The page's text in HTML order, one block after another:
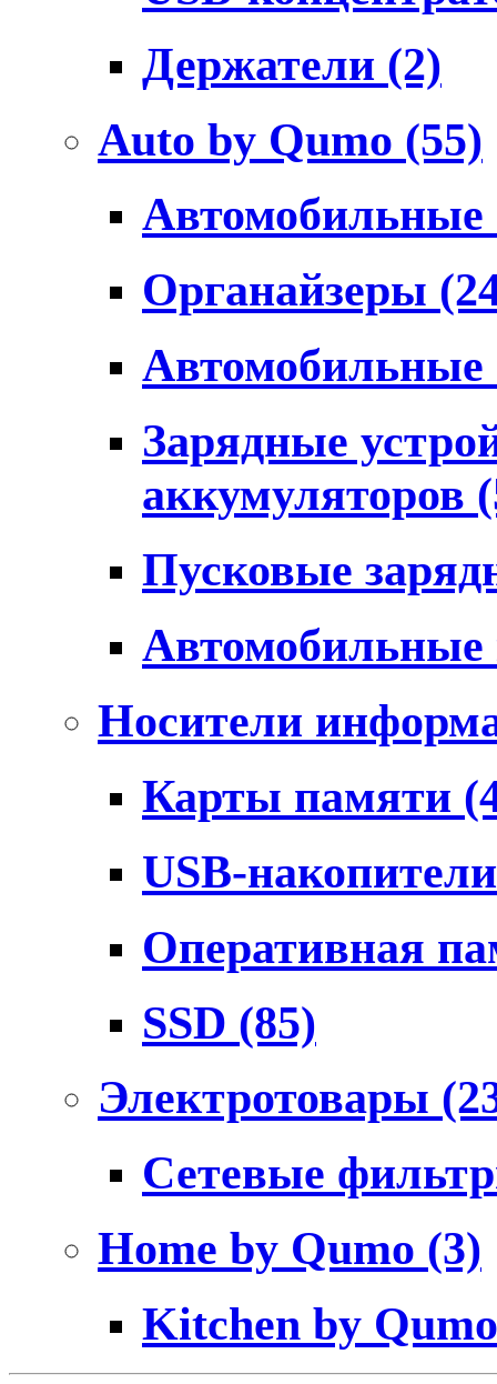
Держатели (2)
Auto by Qumo (55)
Органайзеры
Зарядные
аккумуляторов
Пусковые
Носители
Карты памяти
USB-
Оперативная
SSD (85)
Электротовары
Сетевые
Home by Qumo (3)
Kitchen by